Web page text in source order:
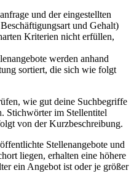
und der eingestellten
und Gehalt)
Kriterien nicht erfüllen,
werden anhand
sortiert, die sich wie folgt
wie gut deine Suchbegriffe
Stichwörter im Stellentitel
von der Kurzbeschreibung.
Stellenangebote und
liegen, erhalten eine höhere
ein Angebot ist oder je größer